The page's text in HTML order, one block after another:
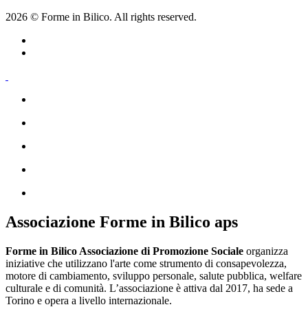
2026 © Forme in Bilico. All rights reserved.
Associazione Forme in Bilico aps
Forme in Bilico Associazione di Promozione Sociale organizza
iniziative che utilizzano l'arte come strumento di consapevolezza,
motore di cambiamento, sviluppo personale, salute pubblica, welfare
culturale e di comunità. L’associazione è attiva dal 2017, ha sede a
Torino e opera a livello internazionale.